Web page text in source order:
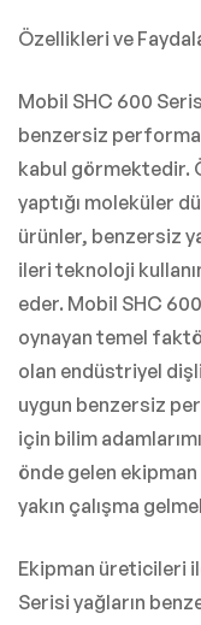
Özellikleri ve
Mobil SHC 600
benzersiz
kabul görmektedir.
yaptığı moleküler
ürünler, benzersiz
ileri teknoloji
eder. Mobil SHC
oynayan temel
olan endüstriyel
uygun benzersiz
için bilim
önde gelen
yakın çalışma
Ekipman üreticileri
Serisi yağların